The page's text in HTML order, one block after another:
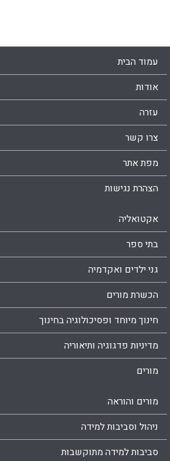
WhatsApp
Facebook
Email
X
עמוד הבית
אודות
עזרה
צרו קשר
מפת אתר
הצהרת נגישות
אקטואליה
בתי ספר
גני ילדים ואקדמיה
הכשרת מורים
חינוך מיוחד ופסיכולוגיה בחינוך
מדיניות פדגוגיה ותיאוריה
מורים
מורים והוראה
ניהול וסביבות למידה
סביבות למידה מתוקשבות